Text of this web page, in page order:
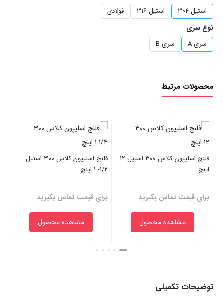
استیل ۳۰۴ استیل ۳۱۶ فولادی
نوع سری
سری A سری B
محصولات مرتبط
فلنج اسلیپون کلاس ۳۰۰ استیل ۱۲
اینچ
برای قیمت تماس بگیرید
مشاهده محصول
فلنج اسلیپون کلاس ۳۰۰ استیل
۱/۲- ۱ اینچ
برای قیمت تماس بگیرید
بستن
مشاهده محصول
توضیحات تکمیلی